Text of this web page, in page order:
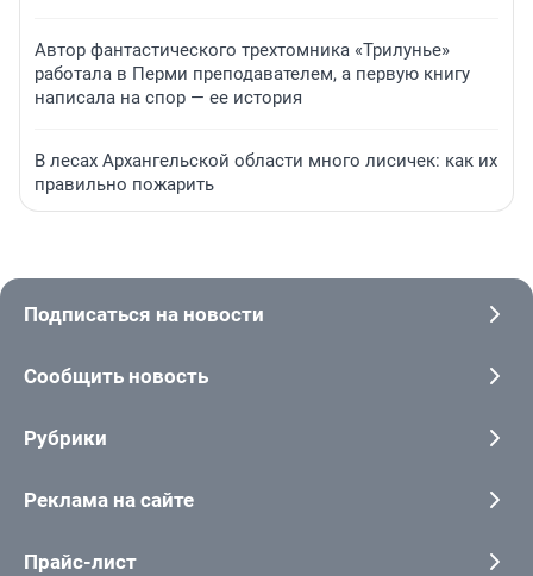
Автор фантастического трехтомника «Трилунье»
работала в Перми преподавателем, а первую книгу
написала на спор — ее история
В лесах Архангельской области много лисичек: как их
правильно пожарить
Подписаться на новости
Сообщить новость
Рубрики
Реклама на сайте
Прайс-лист